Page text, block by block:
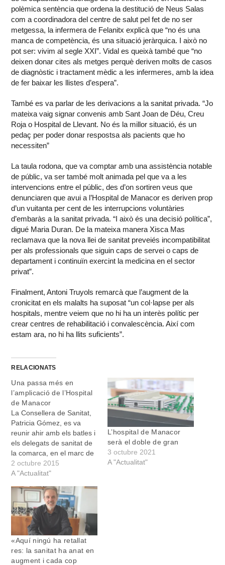
polèmica sentència que ordena la destitució de Neus Salas
com a coordinadora del centre de salut pel fet de no ser
metgessa, la infermera de Felanitx explicà que “no és una
manca de competència, és una situació jeràrquica. I això no
pot ser: vivim al segle XXI”. Vidal es queixà també que “no
deixen donar cites als metges perquè deriven molts de casos
de diagnòstic i tractament mèdic a les infermeres, amb la idea
de fer baixar les llistes d’espera”.
També es va parlar de les derivacions a la sanitat privada. “Jo
mateixa vaig signar convenis amb Sant Joan de Déu, Creu
Roja o Hospital de Llevant. No és la millor situació, és un
pedaç per poder donar respostsa als pacients que ho
necessiten”
La taula rodona, que va comptar amb una assistència notable
de públic, va ser també molt animada pel que va a les
intervencions entre el públic, des d’on sortiren veus que
denunciaren que avui a l’Hospital de Manacor es deriven prop
d’un vuitanta per cent de les interrupcions voluntàries
d’embaràs a la sanitat privada. “I això és una decisió política”,
digué Maria Duran. De la mateixa manera Xisca Mas
reclamava que la nova llei de sanitat preveiés incompatibilitat
per als professionals que siguin caps de servei o caps de
departament i continuïn exercint la medicina en el sector
privat”.
Finalment, Antoni Truyols remarcà que l’augment de la
cronicitat en els malalts ha suposat “un col·lapse per als
hospitals, mentre veiem que no hi ha un interès polític per
crear centres de rehabilitació i convalescència. Així com
estam ara, no hi ha llits suficients”.
RELACIONATS
Una passa més en
l’amplicació de l’Hospital
de Manacor
La Consellera de Sanitat,
Patricia Gómez, es va
reunir ahir amb els batles i
els delegats de sanitat de
la comarca, en el marc de
la Comissió de Participació
Ciutadana, per fer un
les Illes. En aquesta reunió
s'han tractat temes com el
compliment del…
2 octubre 2015
A "Actualitat"
L’hospital de Manacor
serà el doble de gran
3 octubre 2021
A "Actualitat"
«Aquí ningú ha retallat
res: la sanitat ha anat en
augment i cada cop